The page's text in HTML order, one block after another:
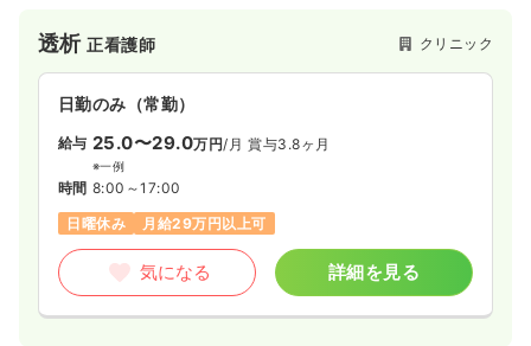
透析正看護師 クリニック
日勤のみ（常勤）
給与 25.0〜29.0万円/月 賞与3.8ヶ月
※一例
時間 8:00～17:00
日曜休み
月給29万円以上可
気になる 詳細を見る